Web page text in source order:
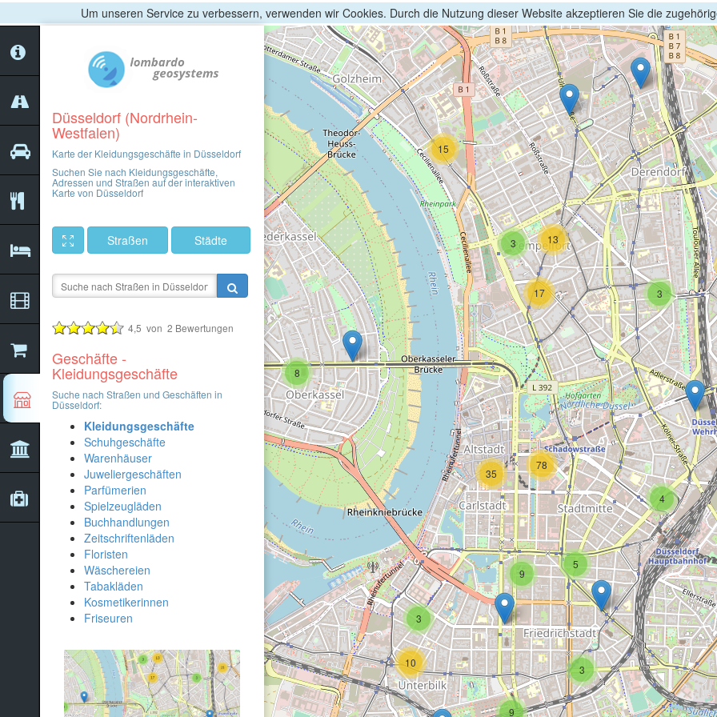
Um unseren Service zu verbessern, verwenden wir Cookies. Durch die Nutzung dieser Website akzeptieren Sie die
3
10
15
3 13
8
3
5
9
4
9
3
17
35
78
Düsseldorf (Nordrhein-
Westfalen)
Karte der Kleidungsgeschäfte in Düsseldorf
Suchen Sie nach Kleidungsgeschäfte,
Adressen und Straßen auf der interaktiven
Karte von Düsseldorf
Straßen Städte
4,5 von 2 Bewertungen
Geschäfte -
Kleidungsgeschäfte
Suche nach Straßen und Geschäften in
Düsseldorf:
Kleidungsgeschäfte
Schuhgeschäfte
Warenhäuser
Juweliergeschäften
Parfümerien
Spielzeugläden
Buchhandlungen
Zeitschriftenläden
Floristen
Wäschereien
Tabakläden
Kosmetikerinnen
Friseuren